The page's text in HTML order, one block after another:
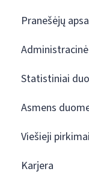
Pranešėjų
Statistiniai
Asmens
Viešieji pirkimai
Karjera